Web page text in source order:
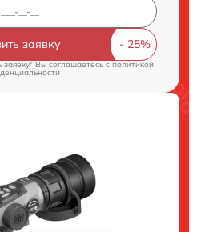
заявку
Вы соглашаетесь cполитикой